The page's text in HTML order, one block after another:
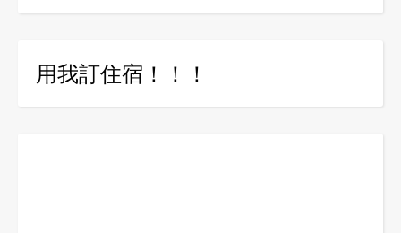
用我訂住宿！！！